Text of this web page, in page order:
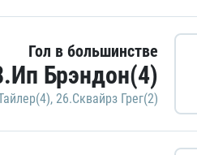
Гол в большинстве
Брэндон(4)
, 26.Сквайрз Грег(2)